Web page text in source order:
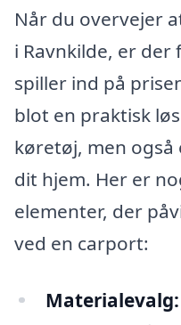
Når du overvejer
i Ravnkilde, er
spiller ind på
blot en praktisk
køretøj, men
dit hjem. Her er
elementer, der
ved en carport:
Materialevalg: